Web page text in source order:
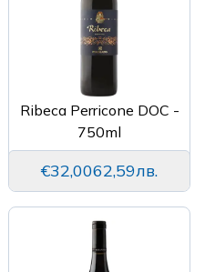
Ribeca Perricone DOC -
750ml
€32,0062,59лв.